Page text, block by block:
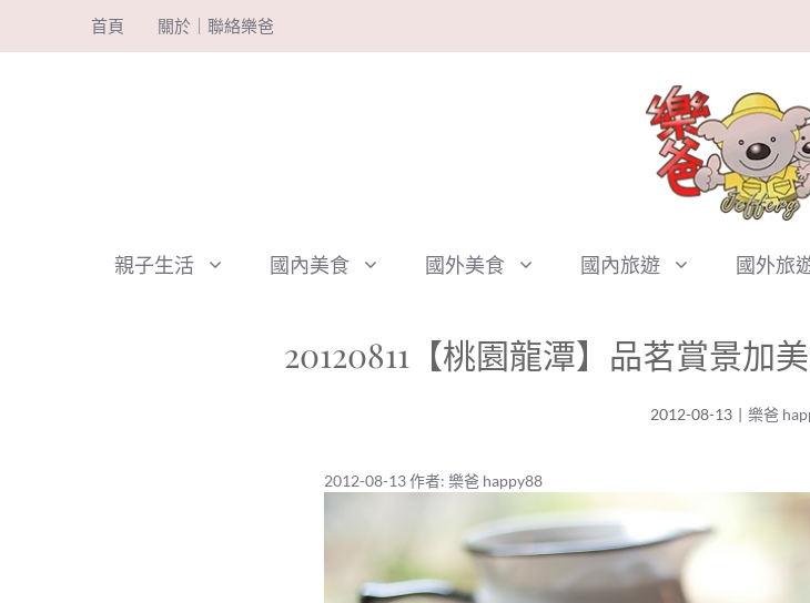
至
首頁 關於｜聯絡樂爸
親子生活 國內美食 國外美食 國內旅遊 國外旅
20120811【桃園龍潭】品茗賞景加
2012-08-13 | 樂爸
2012-08-13作者: 樂爸 happy88